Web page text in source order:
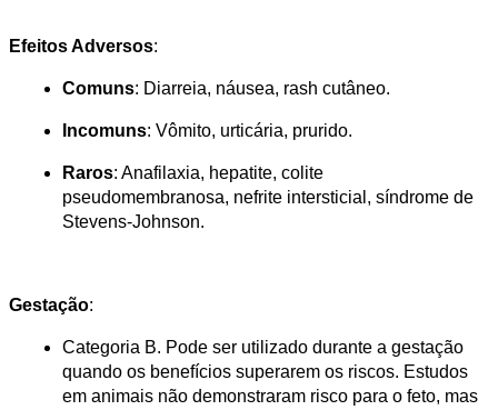
Efeitos Adversos:
Comuns: Diarreia, náusea, rash cutâneo.
Incomuns: Vômito, urticária, prurido.
Raros: Anafilaxia, hepatite, colite
pseudomembranosa, nefrite intersticial, síndrome de
Stevens-Johnson.
Gestação:
Categoria B. Pode ser utilizado durante a gestação
quando os benefícios superarem os riscos. Estudos
em animais não demonstraram risco para o feto, mas